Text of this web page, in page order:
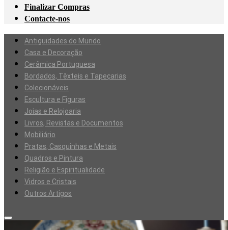
Finalizar Compras
Contacte-nos
Antiguidades do Mundo
Casa e Decoração
Cerâmica Portuguesa
Bordados, Têxteis e Tapeçarias
Colecionáveis
Escultura e Figuras
Joias e Relojoaria
Livros, Revistas e Documentos
Mobiliário
Pratas, Casquinhas e Metais
Quadros e Pintura
Religião e Espiritualidade
Vidros e Cristais
Outros Artigos